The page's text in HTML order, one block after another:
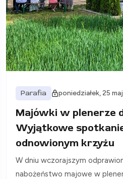
Parafia poniedziałek, 25
Majówki w plenerze
Wyjątkowe
odnowionym krzyżu
W dniu wczorajszym
nabożeństwo majowe w